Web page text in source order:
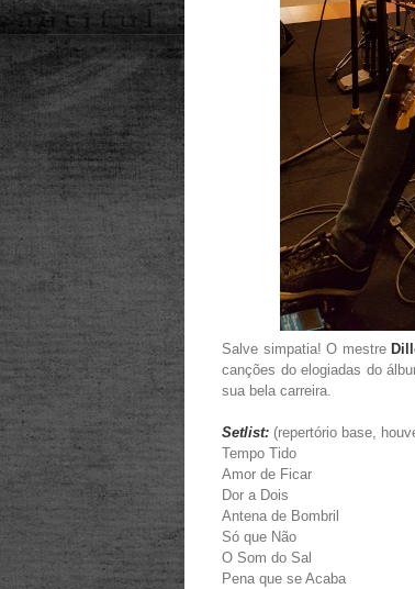
Salve simpatia! O mestre
canções do elogiadas do
sua bela carreira.
Setlist: (repertório base,
Tempo Tido
Amor de Ficar
Dor a Dois
Antena de Bombril
Só que Não
O Som do Sal
Pena que se Acaba